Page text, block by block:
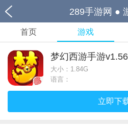
289手游网 ●
首页 游戏
梦幻西游手游
大小： 1.84G
语言：
立即下